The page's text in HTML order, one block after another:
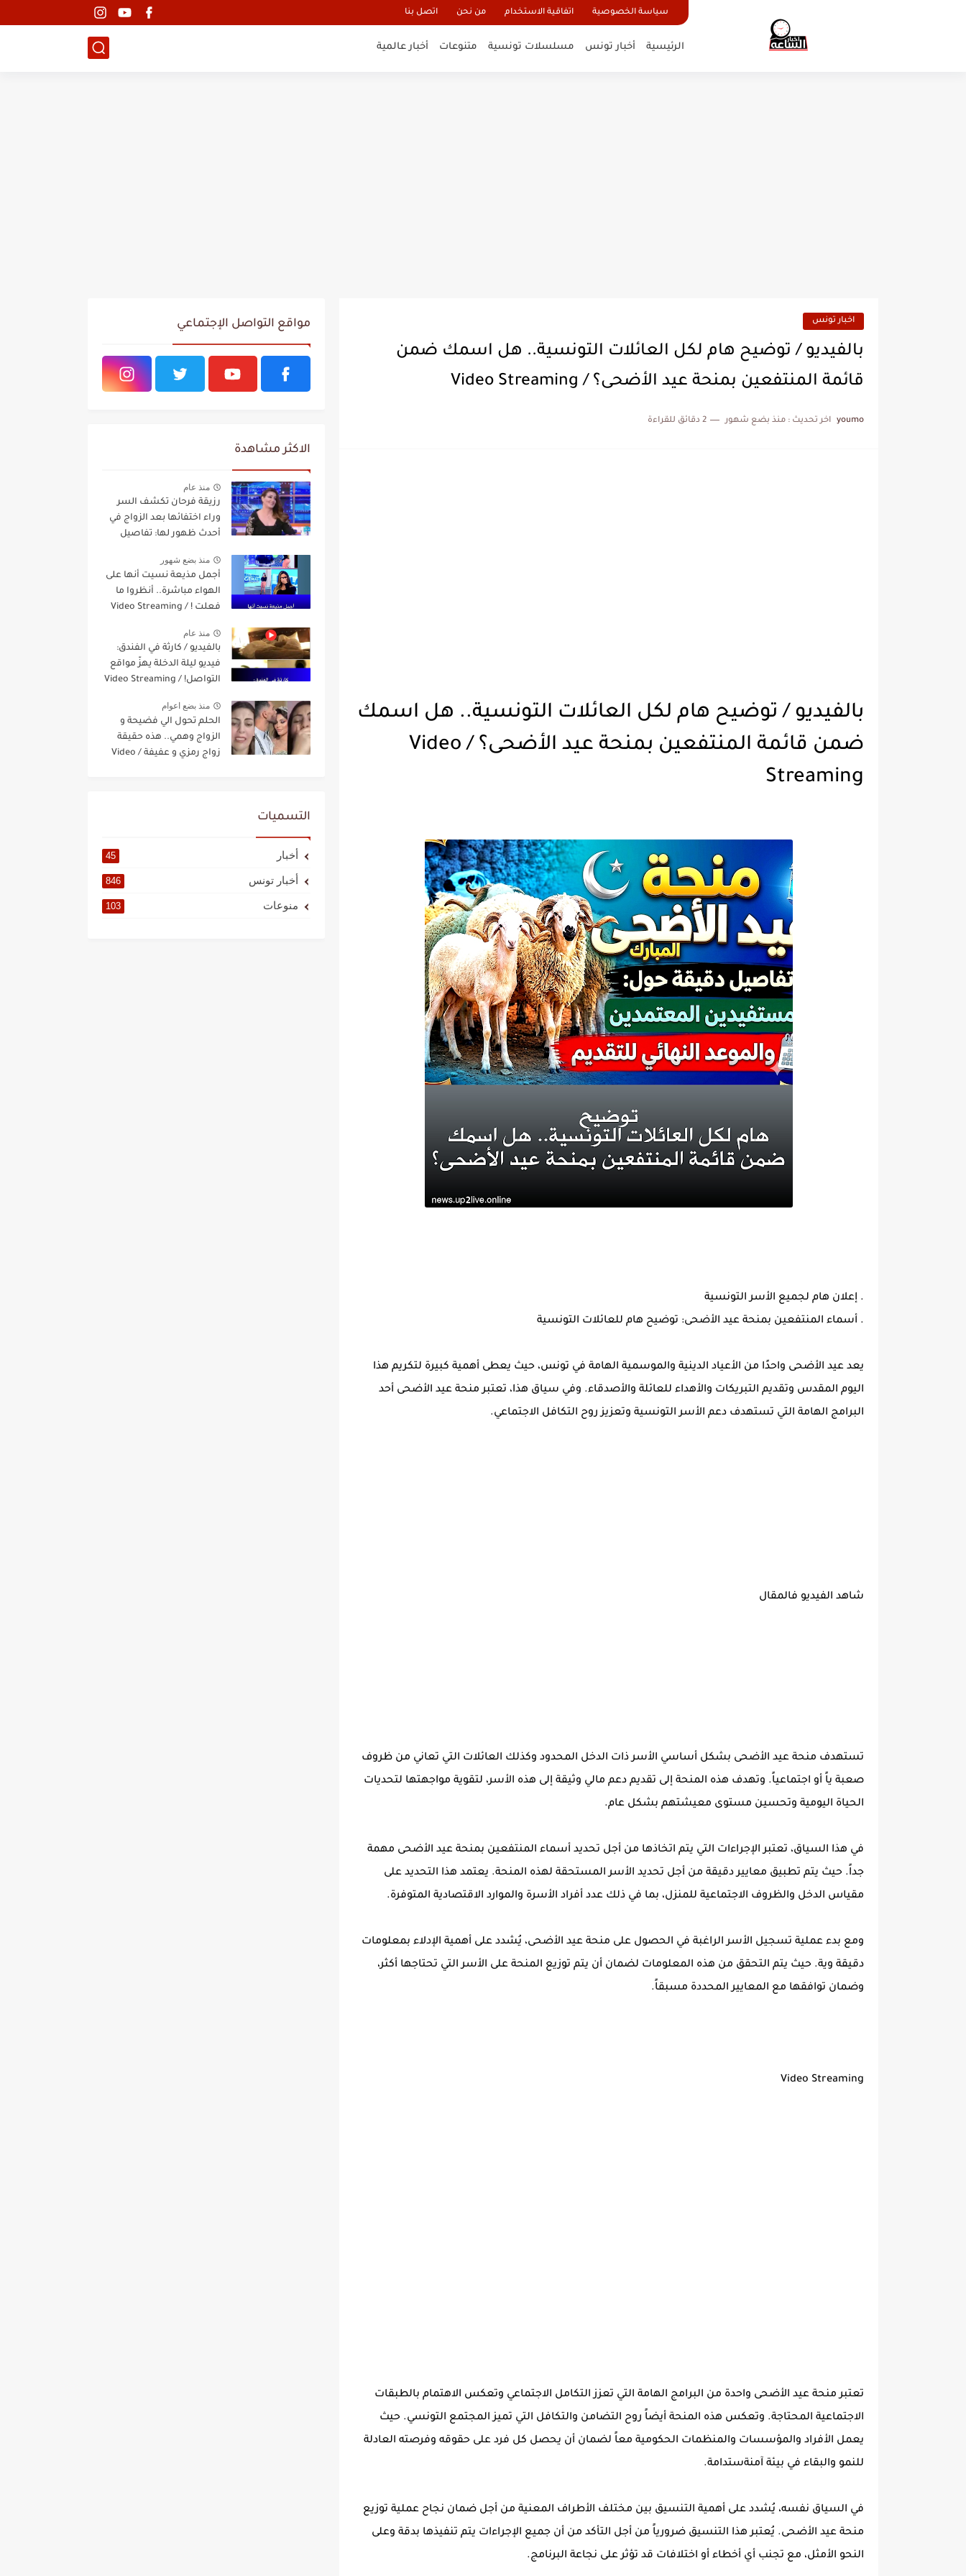
سياسة الخصوصية اتفاقية الاستخدام من نحن اتصل بنا
الرئيسية أخبار تونس مسلسلات تونسية متنوعات أخبار عالمية
اخبار تونس
بالفيديو / توضيح هام لكل العائلات التونسية.. هل اسمك ضمن
قائمة المنتفعين بمنحة عيد الأضحى؟ / Video Streaming
youmo اخر تحديث : منذ بضع شهور 2 دقائق للقراءة
بالفيديو / توضيح هام لكل العائلات التونسية.. هل اسمك
ضمن قائمة المنتفعين بمنحة عيد الأضحى؟ / Video
Streaming
. إعلان هام لجميع الأسر التونسية
. أسماء المنتفعين بمنحة عيد الأضحى: توضيح هام للعائلات التونسية
يعد عيد الأضحى واحدًا من الأعياد الدينية والموسمية الهامة في تونس، حيث يعطى أهمية كبيرة لتكريم هذا
اليوم المقدس وتقديم التبريكات والأهداء للعائلة والأصدقاء. وفي سياق هذا، تعتبر منحة عيد الأضحى أحد
البرامج الهامة التي تستهدف دعم الأسر التونسية وتعزيز روح التكافل الاجتماعي.
شاهد الفيديو فالمقال
تستهدف منحة عيد الأضحى بشكل أساسي الأسر ذات الدخل المحدود وكذلك العائلات التي تعاني من ظروف
صعبة ياً أو اجتماعياً. وتهدف هذه المنحة إلى تقديم دعم مالي وثيقة إلى هذه الأسر، لتقوية مواجهتها لتحديات
الحياة اليومية وتحسين مستوى معيشتهم بشكل عام.
في هذا السياق، تعتبر الإجراءات التي يتم اتخاذها من أجل تحديد أسماء المنتفعين بمنحة عيد الأضحى مهمة
جداً. حيث يتم تطبيق معايير دقيقة من أجل تحديد الأسر المستحقة لهذه المنحة. يعتمد هذا التحديد على
مقياس الدخل والظروف الاجتماعية للمنزل، بما في ذلك عدد أفراد الأسرة والموارد الاقتصادية المتوفرة.
ومع بدء عملية تسجيل الأسر الراغبة في الحصول على منحة عيد الأضحى، يُشدد على أهمية الإدلاء بمعلومات
دقيقة وية. حيث يتم التحقق من هذه المعلومات لضمان أن يتم توزيع المنحة على الأسر التي تحتاجها أكثر،
وضمان توافقها مع المعايير المحددة مسبقاً.
Video Streaming
تعتبر منحة عيد الأضحى واحدة من البرامج الهامة التي تعزز التكامل الاجتماعي وتعكس الاهتمام بالطبقات
الاجتماعية المحتاجة. وتعكس هذه المنحة أيضاً روح التضامن والتكافل التي تميز المجتمع التونسي. حيث
يعمل الأفراد والمؤسسات والمنظمات الحكومية معاً لضمان أن يحصل كل فرد على حقوقه وفرصته العادلة
للنمو والبقاء في بيئة آمنةستدامة.
في السياق نفسه، يُشدد على أهمية التنسيق بين مختلف الأطراف المعنية من أجل ضمان نجاح عملية توزيع
منحة عيد الأضحى. يُعتبر هذا التنسيق ضرورياً من أجل التأكد من أن جميع الإجراءات يتم تنفيذها بدقة وعلى
النحو الأمثل، مع تجنب أي أخطاء أو اختلافات قد تؤثر على نجاعة البرنامج.
مواقع التواصل الإجتماعي
الاكثر مشاهدة
منذ عام
رزيقة فرحان تكشف السر
وراء اختفائها بعد الزواج في
أحدث ظهور لها: تفاصيل
منذ بضع شهور
أجمل مذيعة نسيت أنها على
الهواء مباشرة.. أنظروا ما
فعلت ! / Video Streaming
منذ عام
بالفيديو / كارثة في الفندق:
فيديو ليلة الدخلة يهزّ مواقع
التواصل! / Video Streaming
منذ بضع اعوام
الحلم تحول الي فضيحة و
الزواج وهمي.. هذه حقيقة
زواج رمزي و عفيفة / Video
التسميات
أخبار 45
أخبار تونس 846
منوعات 103